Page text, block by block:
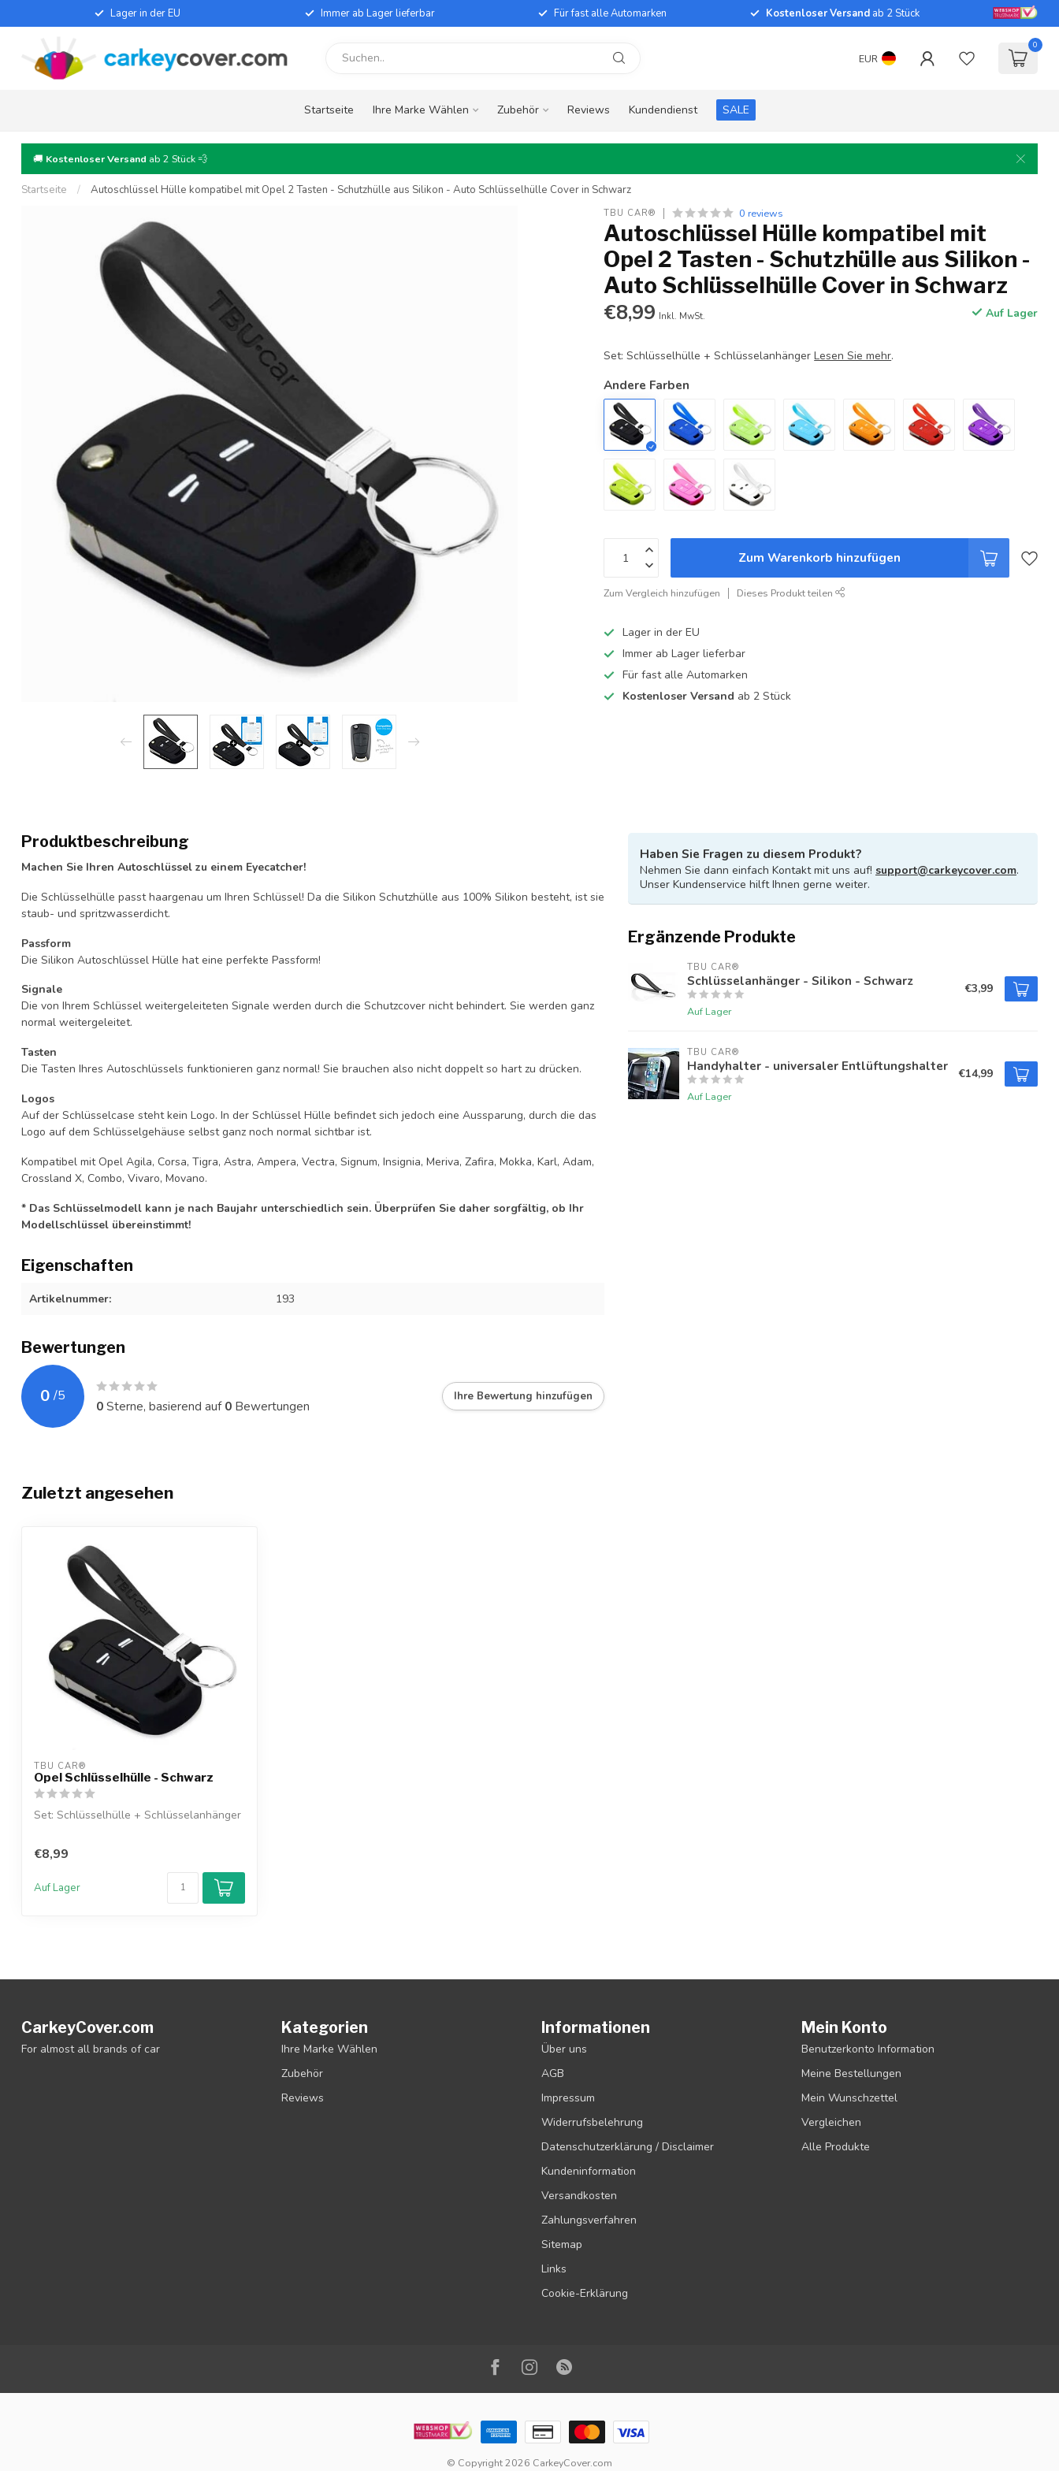
Lager in der EU Immer ab Lager lieferbar Für fast alle Automarken Kostenloser Versand ab 2 Stück
EUR
0
Startseite Ihre Marke Wählen Zubehör Reviews Kundendienst SALE
🚚 Kostenloser Versand ab 2 Stück 💨
Startseite / Autoschlüssel Hülle kompatibel mit Opel 2 Tasten - Schutzhülle aus Silikon - Auto Schlüsselhülle Cover in Schwarz
TBU CAR® 0 reviews
Autoschlüssel Hülle kompatibel mit
Opel 2 Tasten - Schutzhülle aus Silikon -
Auto Schlüsselhülle Cover in Schwarz
€8,99 Inkl. MwSt. Auf Lager
Set: Schlüsselhülle + SchlüsselanhängerLesen Sie mehr.
Andere Farben
Zum Warenkorb hinzufügen
Zum Vergleich hinzufügen Dieses Produkt teilen
Lager in der EU
Immer ab Lager lieferbar
Für fast alle Automarken
Kostenloser Versand ab 2 Stück
Produktbeschreibung
Machen Sie Ihren Autoschlüssel zu einem Eyecatcher!
Die Schlüsselhülle passt haargenau um Ihren Schlüssel! Da die Silikon Schutzhülle aus 100% Silikon besteht, ist sie
staub- und spritzwasserdicht.
Passform
Die Silikon Autoschlüssel Hülle hat eine perfekte Passform!
Signale
Die von Ihrem Schlüssel weitergeleiteten Signale werden durch die Schutzcover nicht behindert. Sie werden ganz
normal weitergeleitet.
Tasten
Die Tasten Ihres Autoschlüssels funktionieren ganz normal! Sie brauchen also nicht doppelt so hart zu drücken.
Logos
Auf der Schlüsselcase steht kein Logo. In der Schlüssel Hülle befindet sich jedoch eine Aussparung, durch die das
Logo auf dem Schlüsselgehäuse selbst ganz noch normal sichtbar ist.
Kompatibel mit Opel Agila, Corsa, Tigra, Astra, Ampera, Vectra, Signum, Insignia, Meriva, Zafira, Mokka, Karl, Adam,
Crossland X, Combo, Vivaro, Movano.
* Das Schlüsselmodell kann je nach Baujahr unterschiedlich sein. Überprüfen Sie daher sorgfältig, ob Ihr
Modellschlüssel übereinstimmt!
Eigenschaften
Artikelnummer: 193
Bewertungen
0 /5
0Sterne, basierend auf0 Bewertungen
Ihre Bewertung hinzufügen
Haben Sie Fragen zu diesem Produkt?
Nehmen Sie dann einfach Kontakt mit uns auf! support@carkeycover.com.
Unser Kundenservice hilft Ihnen gerne weiter.
Ergänzende Produkte
TBU CAR®
Schlüsselanhänger - Silikon - Schwarz
Auf Lager
€3,99
TBU CAR®
Handyhalter - universaler Entlüftungshalter
Auf Lager
€14,99
Zuletzt angesehen
TBU CAR®
Opel Schlüsselhülle - Schwarz
Set: Schlüsselhülle + Schlüsselanhänger
€8,99
Auf Lager
CarkeyCover.com
For almost all brands of car
Kategorien
Ihre Marke Wählen
Zubehör
Reviews
Informationen
Über uns
AGB
Impressum
Widerrufsbelehrung
Datenschutzerklärung / Disclaimer
Kundeninformation
Versandkosten
Zahlungsverfahren
Sitemap
Links
Cookie-Erklärung
Mein Konto
Benutzerkonto Information
Meine Bestellungen
Mein Wunschzettel
Vergleichen
Alle Produkte
© Copyright 2026 CarkeyCover.com